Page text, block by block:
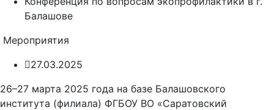
Балашове
Мероприятия
27.03.2025
26–27 марта 2025 года на базе Балашовского
института (филиала) ФГБОУ ВО «Саратовский